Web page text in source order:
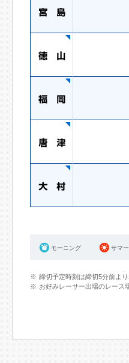
モーニング サマ
締切予定時刻は締切5分前より
お好みレーサー出場のレース